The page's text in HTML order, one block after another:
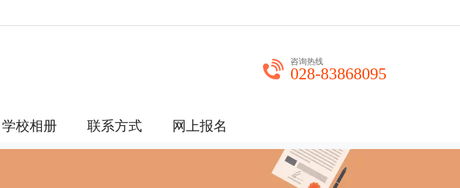
咨询热线
028-83868095
学校相册 联系方式 网上报名